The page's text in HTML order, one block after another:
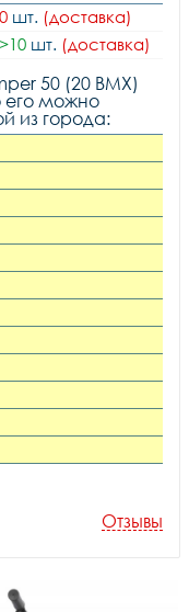
0 шт. (доставка)
>10 шт. (доставка)
50 (20 BMX)
его можно
из города:
Отзывы